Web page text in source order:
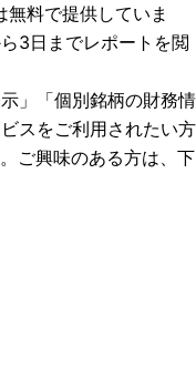
無料で提供していま
3日までレポートを閲
」「個別銘柄の財務情
スをご利用されたい方
ご興味のある方は、下